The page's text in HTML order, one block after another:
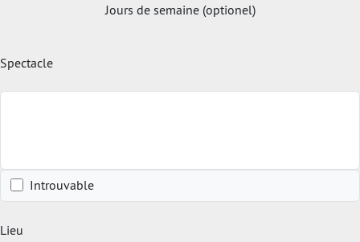
Jours de semaine (optionel)
Spectacle
Introuvable
Lieu